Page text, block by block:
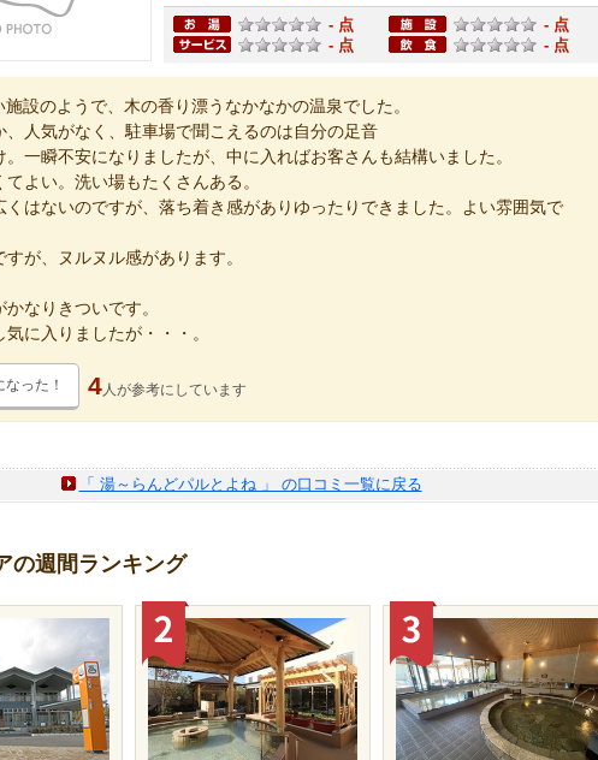
- 点
- 点
- 点
- 点
施設のようで、木の香り漂うなかなかの温泉でした。
、人気がなく、駐車場で聞こえるのは自分の足音
。一瞬不安になりましたが、中に入ればお客さんも結構いました。
てよい。洗い場もたくさんある。
くはないのですが、落ち着き感がありゆったりできました。よい雰囲気で
すが、ヌルヌル感があります。
なりきついです。
に入りましたが・・・。
なった！ 4人が参考にしています
「 湯～らんどパルとよね 」 の口コミ一覧に戻る
の週間ランキング